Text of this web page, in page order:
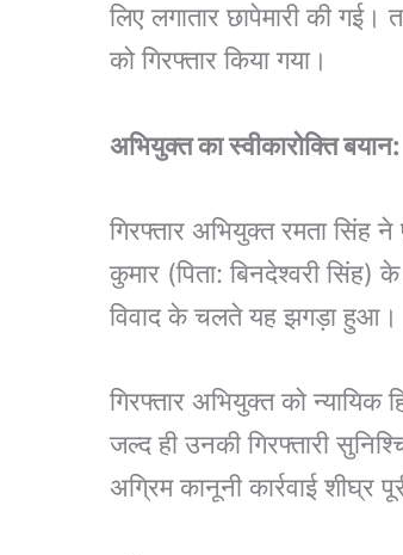
लिए लगातार छापेमारी की
को गिरफ्तार किया गया।
अभियुक्त का स्वीकारोक्ति बयान:
गिरफ्तार अभियुक्त रमता सिंह
कुमार (पिता: बिनदेश्वरी
विवाद के चलते यह झगड़ा हुआ।
गिरफ्तार अभियुक्त को
जल्द ही उनकी गिरफ्तारी
अग्रिम कानूनी कार्रवाई शीघ्र